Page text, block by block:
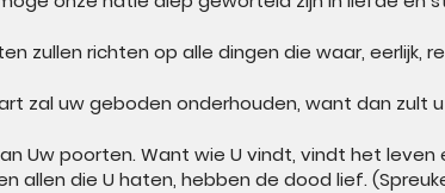
zullen richten op alle dingen die waar, eerlijk,
zal uw geboden onderhouden, want dan zult
Uw poorten. Want wie U vindt, vindt het leven
allen die U haten, hebben de dood lief.